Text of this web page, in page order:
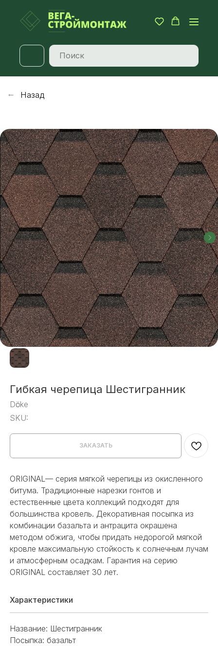
Назад
Гибкая черепица Шестигранник
Dӧcke
SKU:
ЗАКАЗАТЬ
ORIGINAL— серия мягкой черепицы из окисленного
битума. Традиционные нарезки гонтов и
естественные цвета коллекций подходят для
большинства кровель. Декоративная посыпка из
комбинации базальта и антрацита окрашена
методом обжига, чтобы придать недорогой мягкой
кровле максимальную стойкость к солнечным лучам
и атмосферным осадкам. Гарантия на серию
ORIGINAL составляет 30 лет.
Характеристики
Название: Шестигранник
Посыпка: базальт